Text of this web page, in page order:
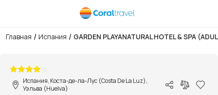
Главная / Испания / GARDEN PLAYANATURAL HOTEL & SPA
Испания, Коста-де-ла-Лус (Costa De La Luz),
Уэльва (Huelva)